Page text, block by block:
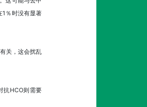
1％时没有显著
关，这会扰乱
抗HCO则需要